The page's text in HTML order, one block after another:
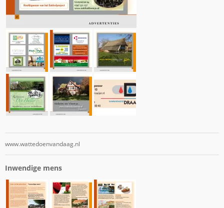
www.wattedoenvandaag.nl
Inwendige mens